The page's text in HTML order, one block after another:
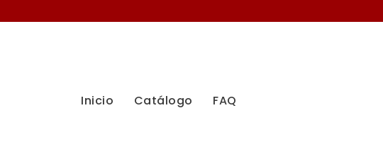
Inicio Catálogo FAQ